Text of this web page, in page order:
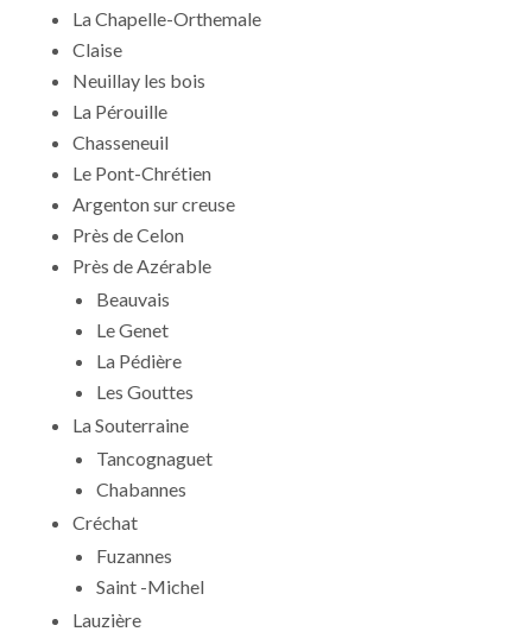
La Chapelle-Orthemale
Claise
Neuillay les bois
La Pérouille
Chasseneuil
Le Pont-Chrétien
Argenton sur creuse
Près de Celon
Près de Azérable
Beauvais
Le Genet
La Pédière
Les Gouttes
La Souterraine
Tancognaguet
Chabannes
Créchat
Fuzannes
Saint -Michel
Lauzière